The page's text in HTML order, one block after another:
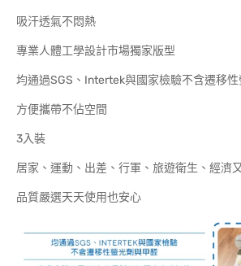
吸汗透氣不悶熱
專業人體工學設計市場獨家版型
均通過SGS、Intertek與國家檢驗不含遷移
方便攜帶不佔空間
3入裝
居家、運動、出差、行軍、旅遊衛生、經濟
品質嚴選天天使用也安心